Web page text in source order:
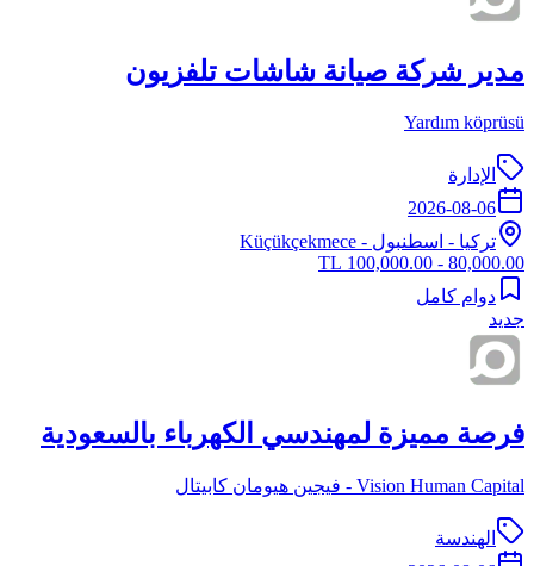
مدير شركة صيانة شاشات تلفزيون
Yardım köprüsü
الإدارة
2026-08-06
تركيا - اسطنبول - Küçükçekmece
80,000.00 - 100,000.00 TL
دوام كامل
جديد
فرصة مميزة لمهندسي الكهرباء بالسعودية
Vision Human Capital - فيجين هيومان كابيتال
الهندسة